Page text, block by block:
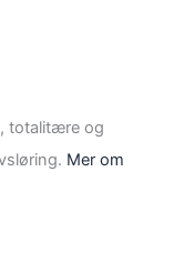
totalitære og
Mer om